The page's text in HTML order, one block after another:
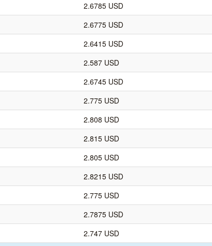
2.6785 USD
2.6775 USD
2.6415 USD
2.587 USD
2.6745 USD
2.775 USD
2.808 USD
2.815 USD
2.805 USD
2.8215 USD
2.775 USD
2.7875 USD
2.747 USD